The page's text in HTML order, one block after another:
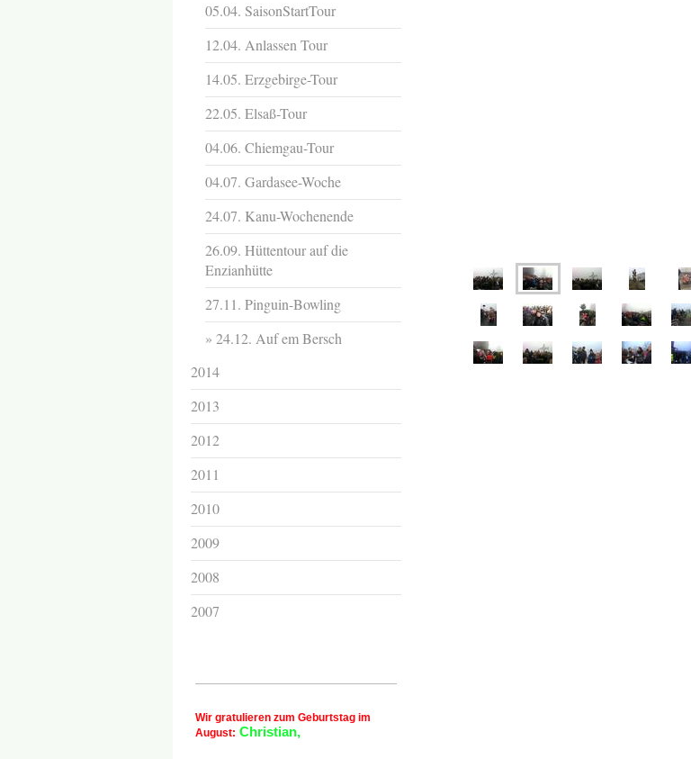
05.04. SaisonStartTour
12.04. Anlassen Tour
14.05. Erzgebirge-Tour
22.05. Elsaß-Tour
04.06. Chiemgau-Tour
04.07. Gardasee-Woche
24.07. Kanu-Wochenende
26.09. Hüttentour auf die
Enzianhütte
27.11. Pinguin-Bowling
24.12. Auf em Bersch
2014
2013
2012
2011
2010
2009
2008
2007
Wir gratulieren zum Geburtstag im
August: Christian,